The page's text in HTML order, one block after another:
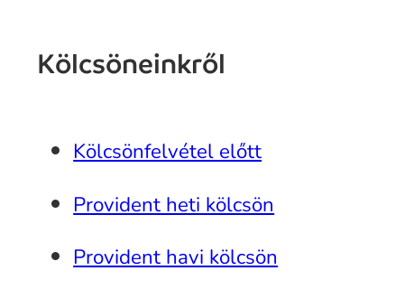
Kölcsöneinkről
Kölcsönfelvétel előtt
Provident heti kölcsön
Provident havi kölcsön